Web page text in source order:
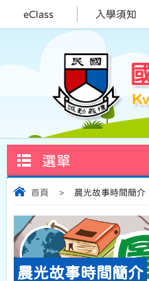
eClass 入學須知
選單
首頁 > 晨光故事時間簡介
晨光故事時間簡介